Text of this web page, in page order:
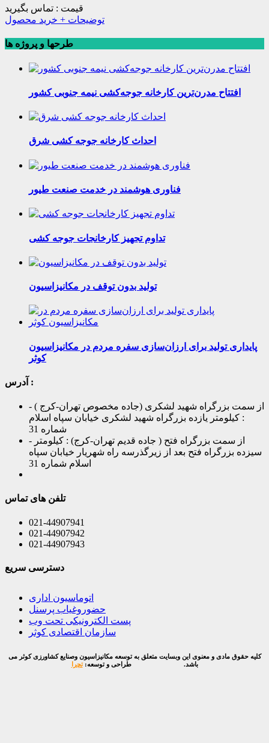
قیمت : تماس بگیرید
توضیحات + خرید محصول
طرحها و پروژه ها
افتتاح مدرن‌ترین کارخانه جوجه‌کشی نیمه جنوبی کشور
احداث کارخانه جوجه کشی شرق
فناوری هوشمند در خدمت صنعت طیور
تداوم تجهیز کارخانجات جوجه کشی
تولید بدون توقف در مکانیزاسیون
پایداری تولید برای ارزان‌سازی سفره مردم در مکانیزاسیون
کوثر
آدرس :
- از سمت بزرگراه شهید لشکری (جاده مخصوص تهران-کرج )
: کیلومتر یازده بزرگراه شهید لشکری خیابان سپاه اسلام
شماره 31
- از سمت بزرگراه فتح ( جاده قدیم تهران-کرج) : کیلومتر
سیزده بزرگراه فتح بعد از زیرگذرسه راه شهریار خیابان سپاه
اسلام شماره 31
تلفن های تماس
021-44907941
021-44907942
021-44907943
دسترسی سریع
اتوماسیون اداری
حضوروغیاب پرسنل
پست الکترونیکی تحت وب
سازمان اقتصادی کوثر
کلیه حقوق مادی و معنوی این وبسایت متعلق به توسعه مکانیزاسیون وصنایع کشاورزی کوثر می
باشد.طراحی و توسعه: تچرا